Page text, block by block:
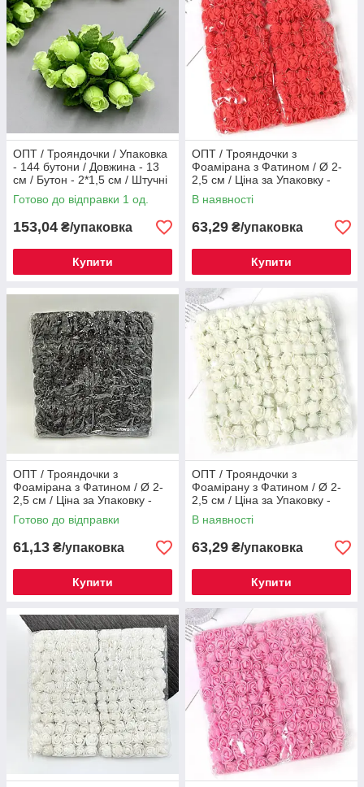
ОПТ / Трояндочки / Упаковка
- 144 бутони / Довжина - 13
см / Бутон - 2*1,5 см / Штучні
квіти / Салатовий
Готово до відправки 1 од.
153,04 ₴/упаковка
Купити
ОПТ / Трояндочки з
Фоамірана з Фатином / Ø 2-
2,5 см / Ціна за Упаковку -
144 трояндочок / Червоний
В наявності
63,29 ₴/упаковка
Купити
ОПТ / Трояндочки з
Фоамірана з Фатином / Ø 2-
2,5 см / Ціна за Упаковку -
144 трояндочок / Чорний
Готово до відправки
61,13 ₴/упаковка
Купити
ОПТ / Трояндочки з
Фоамірану з Фатином / Ø 2-
2,5 см / Ціна за Упаковку -
144 трояндок / Айворі
В наявності
63,29 ₴/упаковка
Купити